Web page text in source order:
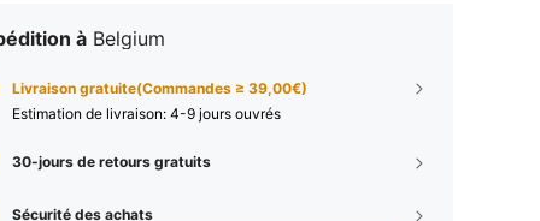
à Belgium
Livraison gratuite(Commandes ≥ 39,00€)
Estimation de livraison: 4-9 jours ouvrés
30-jours de retours gratuits
Sécurité des achats